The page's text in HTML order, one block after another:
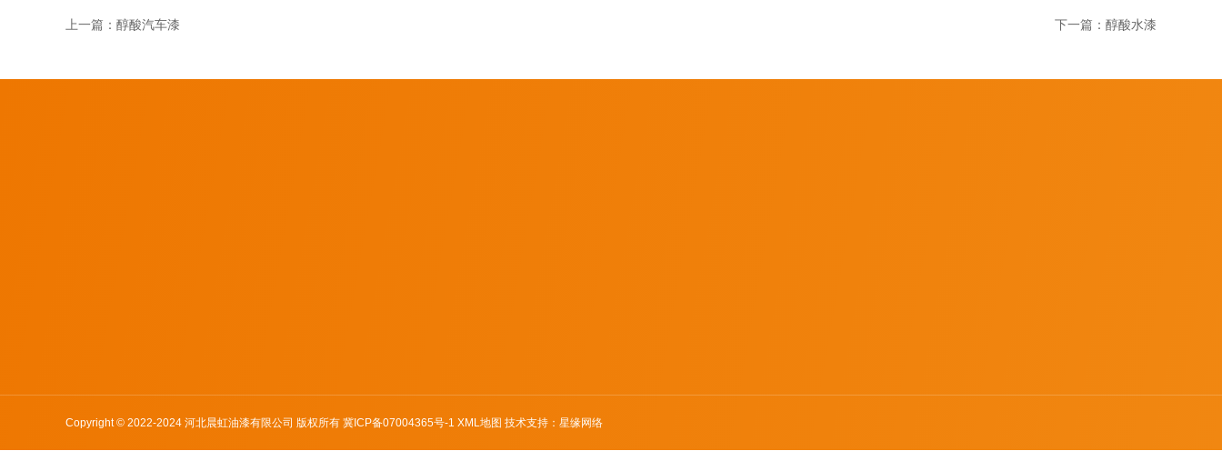
上一篇： 醇酸汽车漆 下一篇： 醇酸水漆
Copyright © 2022-2024 河北晨虹油漆有限公司 版权所有 冀ICP备07004365号-1 XML地图 技术支持：星缘网络